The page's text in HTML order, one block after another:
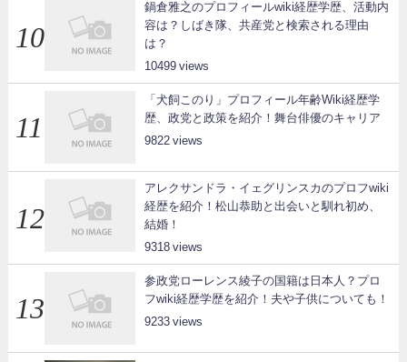
鍋倉雅之のプロフィールwiki経歴学歴、活動内
容は？しばき隊、共産党と検索される理由
は？
10499
「犬飼このり」プロフィール年齢Wiki経歴学
歴、政党と政策を紹介！舞台俳優のキャリア
9822
アレクサンドラ・イェグリンスカのプロフwiki
経歴を紹介！松山恭助と出会いと馴れ初め、
結婚！
9318
参政党ローレンス綾子の国籍は日本人？プロ
フwiki経歴学歴を紹介！夫や子供についても！
9233